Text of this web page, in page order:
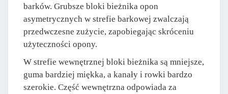
barków. Grubsze bloki bieżnika opon
asymetrycznych w strefie barkowej zwalczają
przedwczesne zużycie, zapobiegając skróceniu
użyteczności opony.
W strefie wewnętrznej bloki bieżnika są mniejsze,
guma bardziej miękka, a kanały i rowki bardzo
szerokie. Część wewnętrzna odpowiada za